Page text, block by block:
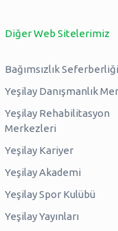
Diğer Web Sitelerimiz
Bağımsızlık Seferberliği
Yeşilay Danışmanlık
Yeşilay Rehabilitasyon
Merkezleri
Yeşilay Kariyer
Yeşilay Akademi
Yeşilay Spor Kulübü
Yeşilay Yayınları